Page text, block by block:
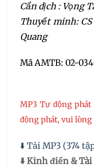
Cẩn dịch : Vọng
Thuyết minh:
Quang
Mã AMTB: 02-
MP3 Tự động
động phát, vui
⬇️ Tải MP3 (374
⬇️ Kinh điển &